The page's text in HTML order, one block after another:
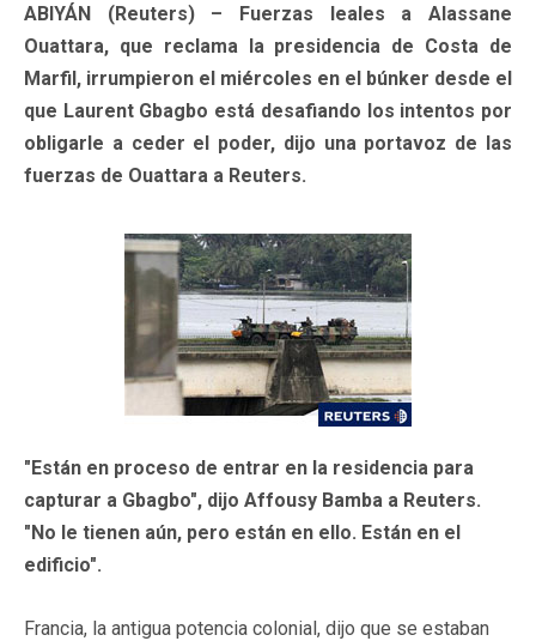
ABIYÁN (Reuters) – Fuerzas leales a Alassane
Ouattara, que reclama la presidencia de Costa de
Marfil, irrumpieron el miércoles en el búnker desde el
que Laurent Gbagbo está desafiando los intentos por
obligarle a ceder el poder, dijo una portavoz de las
fuerzas de Ouattara a Reuters.
"Están en proceso de entrar en la residencia para
capturar a Gbagbo", dijo Affousy Bamba a Reuters.
"No le tienen aún, pero están en ello. Están en el
edificio".
Francia, la antigua potencia colonial, dijo que se estaban